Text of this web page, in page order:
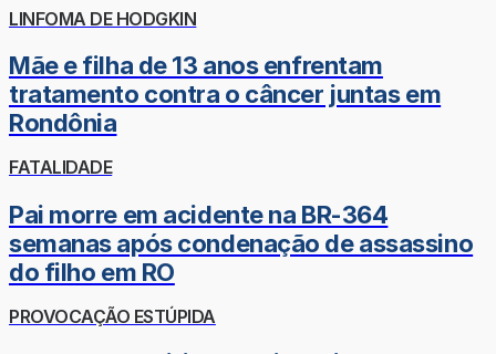
LINFOMA DE HODGKIN
Mãe e filha de 13 anos enfrentam
tratamento contra o câncer juntas em
Rondônia
FATALIDADE
Pai morre em acidente na BR-364
semanas após condenação de assassino
do filho em RO
PROVOCAÇÃO ESTÚPIDA